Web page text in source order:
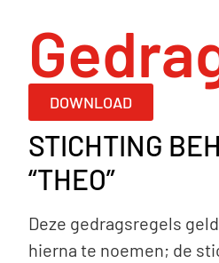
DOWNLOAD
STICHTING
“THEO”
Deze gedragsregels
hierna te noemen; de